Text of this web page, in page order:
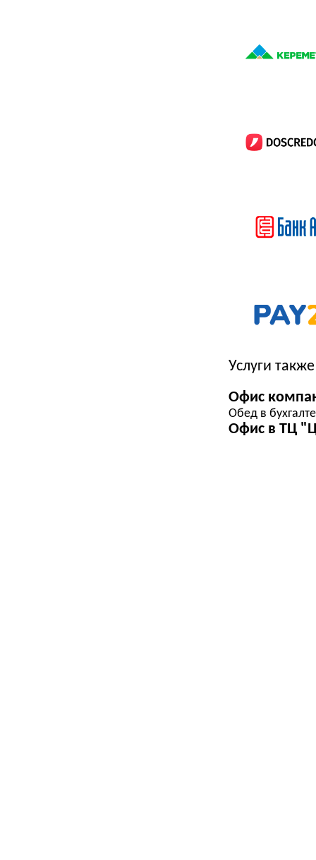
Услуги
Офис
Обед в
Офис в ТЦ